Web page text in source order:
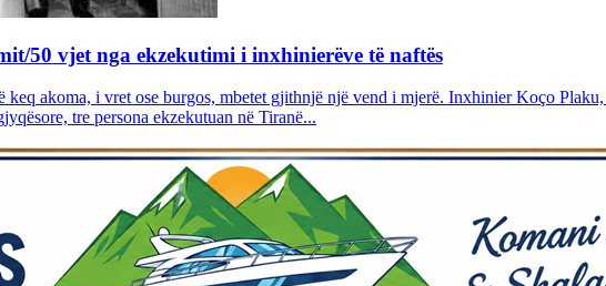
50 vjet nga ekzekutimi i inxhinierëve të naftës
keq akoma, i vret ose burgos, mbetet gjithnjë një vend i mjerë. Inxhinier Koço
tre persona ekzekutuan në Tiranë...